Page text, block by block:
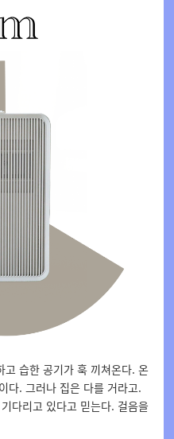
습한 공기가 훅 끼쳐온다. 온
다. 그러나 집은 다를 거라고.
다리고 있다고 믿는다. 걸음을